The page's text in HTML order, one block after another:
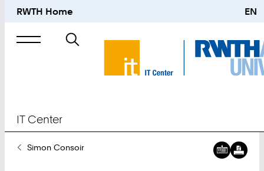
RWTH Home EN
Suche
nach
IT Center
SieSimon Consoir